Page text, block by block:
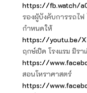
https://fb.watch/
รองผู้บังคับการรถไฟ
กำหนดให้
https://youtu.be/
ฤกษ์เปิด โรงแรม มิรา
https://
สอนโหราศาสตร์
https://